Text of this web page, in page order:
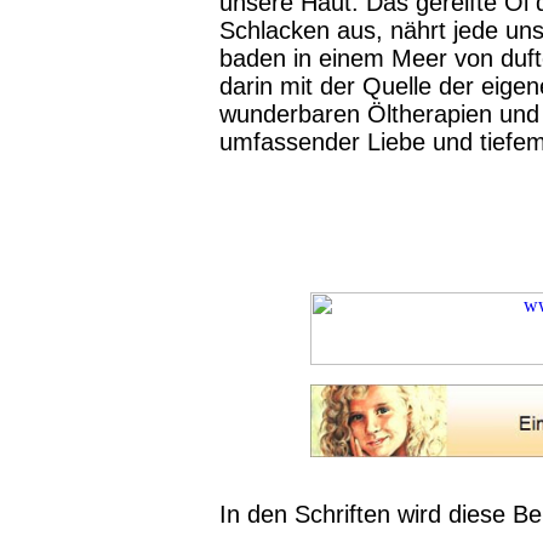
Schlacken aus, nährt jede
baden in einem Meer von
darin mit der Quelle der
wunderbaren Öltherapien
umfassender Liebe und
In den Schriften wird diese